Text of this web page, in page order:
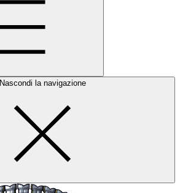
Nascondi la navigazione